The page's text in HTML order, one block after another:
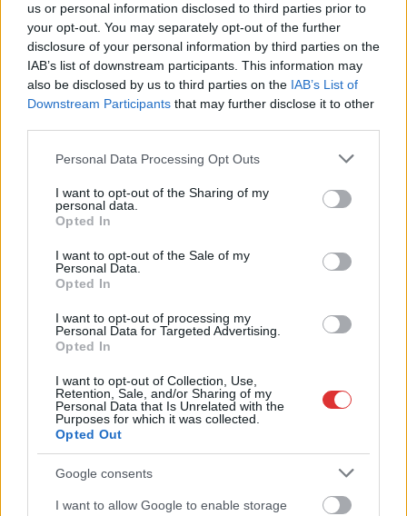
us or personal information disclosed to third parties prior to
your opt-out. You may separately opt-out of the further
disclosure of your personal information by third parties on the
IAB’s list of downstream participants. This information may
also be disclosed by us to third parties on the IAB’s List of
Downstream Participants that may further disclose it to other
Please note that this website/app uses one or more Google
not limited to your visit or usage behaviour. You may click to
grant or deny consent to Google and its third-party tags to
use your data for below specified purposes in below Google
consent section.
Personal Data Processing Opt Outs
I want to opt-out of the Sharing of my
personal data.
Opted In
I want to opt-out of the Sale of my
Personal Data.
Opted In
I want to opt-out of processing my
Personal Data for Targeted Advertising.
Opted In
I want to opt-out of Collection, Use,
Retention, Sale, and/or Sharing of my
Personal Data that Is Unrelated with the
Purposes for which it was collected.
Opted Out
Google consents
I want to allow Google to enable storage
2026.08.05. Fazekas Adrián
Tragédiába torkollott a segítségnyújtás
elmulasztása, három kisújszállási lakos ellen
emeltek vádat
Halálos kimenetelű közúti baleset gondatlan okozása,
segítségnyújtás elmulasztása és bűnpártolás miatt áll bíróság
elé három kisújszállási...
Szolnokra is megérkezik a nyár eddigi
legkeményebb napja